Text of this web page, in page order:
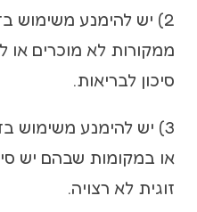
2) יש להימנע משימוש
ממקורות לא מוכרים או
סיכון לבריאות.
3) יש להימנע משימוש
או במקומות שבהם יש
זוגית לא רצויה.